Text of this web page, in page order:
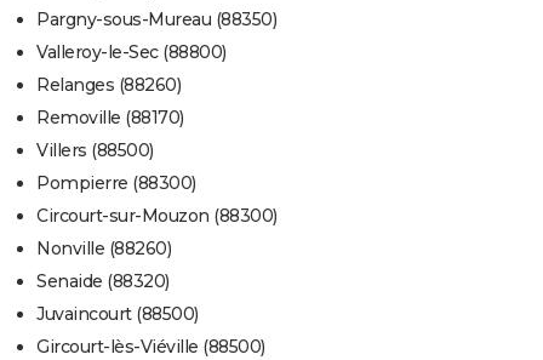
Pargny-sous-Mureau (88350)
Valleroy-le-Sec (88800)
Relanges (88260)
Removille (88170)
Villers (88500)
Pompierre (88300)
Circourt-sur-Mouzon (88300)
Nonville (88260)
Senaide (88320)
Juvaincourt (88500)
Gircourt-lès-Viéville (88500)